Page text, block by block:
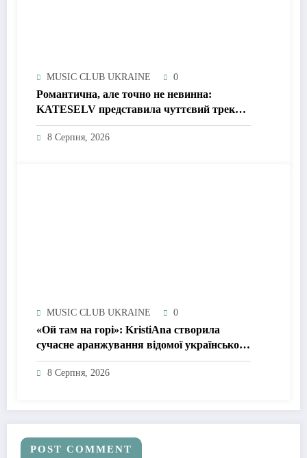
MUSIC CLUB UKRAINE 0
Романтична, але точно не невинна:
KATESELV представила чуттєвий трек
«Love Supplier»
8 Серпня, 2026
MUSIC CLUB UKRAINE 0
«Ой там на горі»: KristiAna створила
сучасне аранжування відомої української
народної пісні
8 Серпня, 2026
POST COMMENT